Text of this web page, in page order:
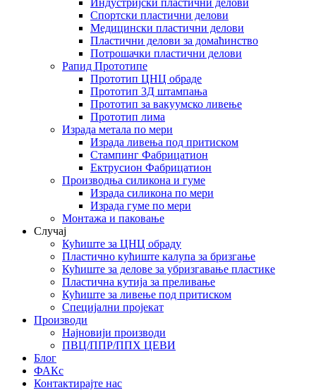
Индустријски пластични делови
Спортски пластични делови
Медицински пластични делови
Пластични делови за домаћинство
Потрошачки пластични делови
Рапид Прототипе
Прототип ЦНЦ обраде
Прототип 3Д штампања
Прототип за вакуумско ливење
Прототип лима
Израда метала по мери
Израда ливења под притиском
Стампинг Фабрицатион
Ектрусион Фабрицатион
Производња силикона и гуме
Израда силикона по мери
Израда гуме по мери
Монтажа и паковање
Случај
Кућиште за ЦНЦ обраду
Пластично кућиште калупа за бризгање
Кућиште за делове за убризгавање пластике
Пластична кутија за преливање
Кућиште за ливење под притиском
Специјални пројекат
Производи
Најновији производи
ПВЦ/ППР/ППХ ЦЕВИ
Блог
ФАКс
Контактирајте нас